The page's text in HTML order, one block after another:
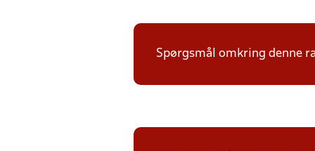
Spørgsmål omkring denne